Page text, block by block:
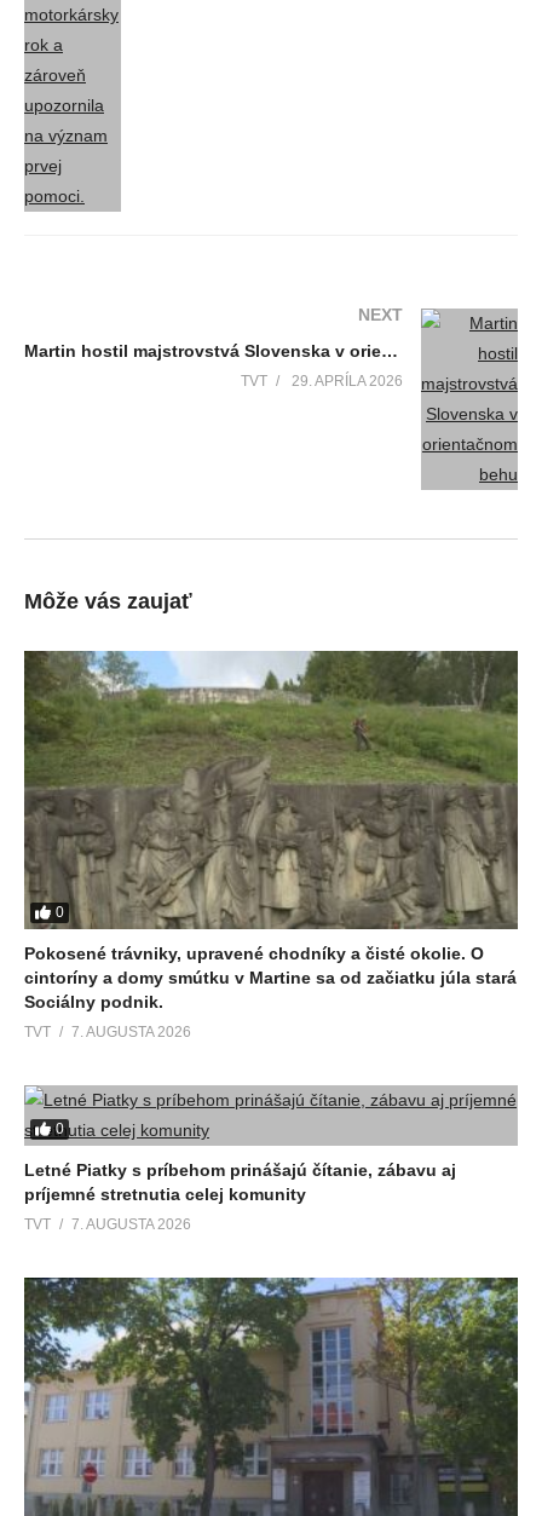
NEXT
Martin hostil majstrovstvá Slovenska v orientačnom behu
TVT 29. APRÍLA 2026
Môže vás zaujať
0
Pokosené trávniky, upravené chodníky a čisté okolie. O
cintoríny a domy smútku v Martine sa od začiatku júla stará
Sociálny podnik.
TVT 7. AUGUSTA 2026
0
Letné Piatky s príbehom prinášajú čítanie, zábavu aj
príjemné stretnutia celej komunity
TVT 7. AUGUSTA 2026